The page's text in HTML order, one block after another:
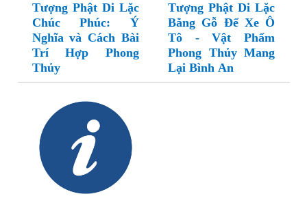
Tượng Phật Di Lặc
Chúc Phúc: Ý
Nghĩa và Cách Bài
Trí Hợp Phong
Thủy
Tượng Phật Di Lặc
Bằng Gỗ Để Xe Ô
Tô - Vật Phẩm
Phong Thủy Mang
Lại Bình An